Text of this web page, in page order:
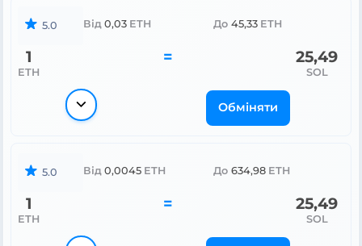
5.0 Від 0,03 ETH До 45,33 ETH
1
ETH
= 25,49
SOL
Обміняти
5.0 Від 0,0045 ETH До 634,98 ETH
1
ETH
= 25,49
SOL